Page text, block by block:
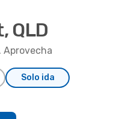
QLD
. Aprovecha
Solo ida